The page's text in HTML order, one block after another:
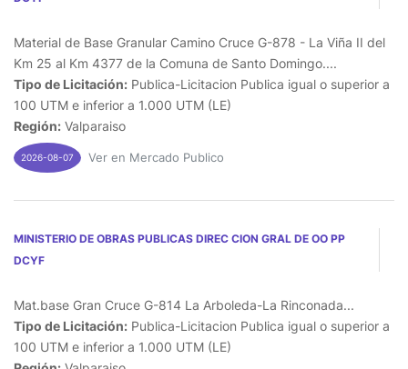
Material de Base Granular Camino Cruce G-878 - La Viña II del
Km 25 al Km 4377 de la Comuna de Santo Domingo....
Tipo de Licitación: Publica-Licitacion Publica igual o superior a
100 UTM e inferior a 1.000 UTM (LE)
Región: Valparaiso
2026-08-07 Ver en Mercado Publico
MINISTERIO DE OBRAS PUBLICAS DIREC CION GRAL DE OO PP
DCYF
Mat.base Gran Cruce G-814 La Arboleda-La Rinconada...
Tipo de Licitación: Publica-Licitacion Publica igual o superior a
100 UTM e inferior a 1.000 UTM (LE)